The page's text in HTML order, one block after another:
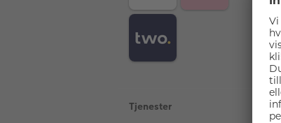
Tjenester